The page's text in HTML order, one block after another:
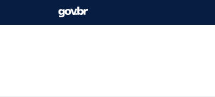
Skip to main content